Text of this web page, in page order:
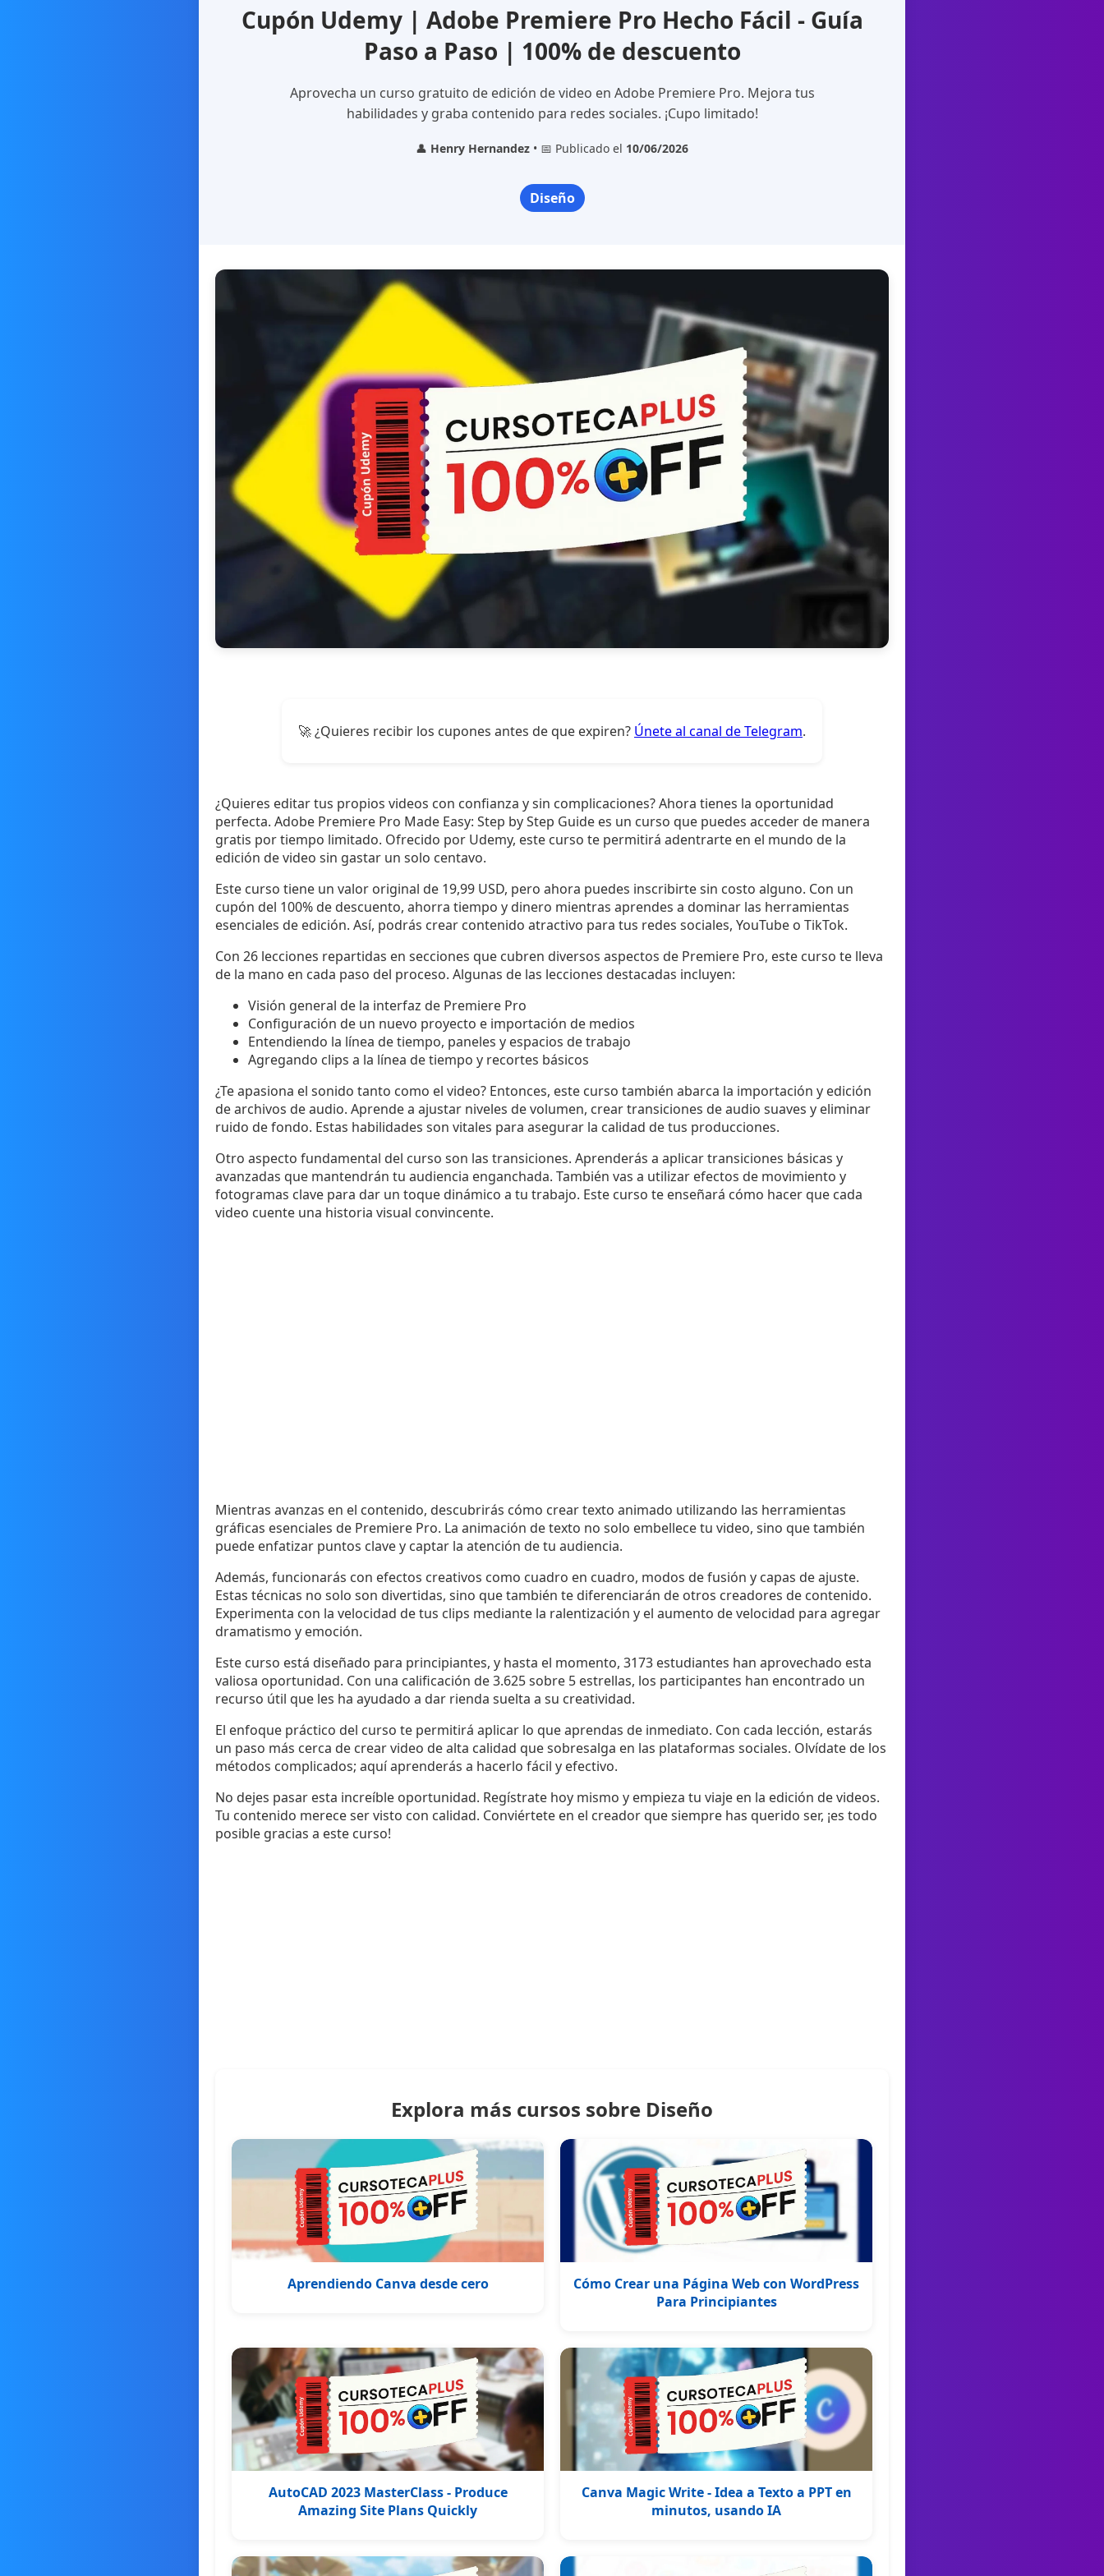
Cupón Udemy | Adobe Premiere Pro Hecho Fácil - Guía
Paso a Paso | 100% de descuento
Aprovecha un curso gratuito de edición de video en Adobe Premiere Pro. Mejora tus
habilidades y graba contenido para redes sociales. ¡Cupo limitado!
👤 Henry Hernandez • 📅 Publicado el 10/06/2026
Diseño
🚀 ¿Quieres recibir los cupones antes de que expiren? Únete al canal de Telegram.
¿Quieres editar tus propios videos con confianza y sin complicaciones? Ahora tienes la oportunidad
perfecta. Adobe Premiere Pro Made Easy: Step by Step Guide es un curso que puedes acceder de manera
gratis por tiempo limitado. Ofrecido por Udemy, este curso te permitirá adentrarte en el mundo de la
edición de video sin gastar un solo centavo.
Este curso tiene un valor original de 19,99 USD, pero ahora puedes inscribirte sin costo alguno. Con un
cupón del 100% de descuento, ahorra tiempo y dinero mientras aprendes a dominar las herramientas
esenciales de edición. Así, podrás crear contenido atractivo para tus redes sociales, YouTube o TikTok.
Con 26 lecciones repartidas en secciones que cubren diversos aspectos de Premiere Pro, este curso te lleva
de la mano en cada paso del proceso. Algunas de las lecciones destacadas incluyen:
Visión general de la interfaz de Premiere Pro
Configuración de un nuevo proyecto e importación de medios
Entendiendo la línea de tiempo, paneles y espacios de trabajo
Agregando clips a la línea de tiempo y recortes básicos
¿Te apasiona el sonido tanto como el video? Entonces, este curso también abarca la importación y edición
de archivos de audio. Aprende a ajustar niveles de volumen, crear transiciones de audio suaves y eliminar
ruido de fondo. Estas habilidades son vitales para asegurar la calidad de tus producciones.
Otro aspecto fundamental del curso son las transiciones. Aprenderás a aplicar transiciones básicas y
avanzadas que mantendrán tu audiencia enganchada. También vas a utilizar efectos de movimiento y
fotogramas clave para dar un toque dinámico a tu trabajo. Este curso te enseñará cómo hacer que cada
video cuente una historia visual convincente.
Mientras avanzas en el contenido, descubrirás cómo crear texto animado utilizando las herramientas
gráficas esenciales de Premiere Pro. La animación de texto no solo embellece tu video, sino que también
puede enfatizar puntos clave y captar la atención de tu audiencia.
Además, funcionarás con efectos creativos como cuadro en cuadro, modos de fusión y capas de ajuste.
Estas técnicas no solo son divertidas, sino que también te diferenciarán de otros creadores de contenido.
Experimenta con la velocidad de tus clips mediante la ralentización y el aumento de velocidad para agregar
dramatismo y emoción.
Este curso está diseñado para principiantes, y hasta el momento, 3173 estudiantes han aprovechado esta
valiosa oportunidad. Con una calificación de 3.625 sobre 5 estrellas, los participantes han encontrado un
recurso útil que les ha ayudado a dar rienda suelta a su creatividad.
El enfoque práctico del curso te permitirá aplicar lo que aprendas de inmediato. Con cada lección, estarás
un paso más cerca de crear video de alta calidad que sobresalga en las plataformas sociales. Olvídate de los
métodos complicados; aquí aprenderás a hacerlo fácil y efectivo.
No dejes pasar esta increíble oportunidad. Regístrate hoy mismo y empieza tu viaje en la edición de videos.
Tu contenido merece ser visto con calidad. Conviértete en el creador que siempre has querido ser, ¡es todo
posible gracias a este curso!
Explora más cursos sobre Diseño
Aprendiendo Canva desde cero
Cómo Crear una Página Web con WordPress
Para Principiantes
AutoCAD 2023 MasterClass - Produce
Amazing Site Plans Quickly
Canva Magic Write - Idea a Texto a PPT en
minutos, usando IA